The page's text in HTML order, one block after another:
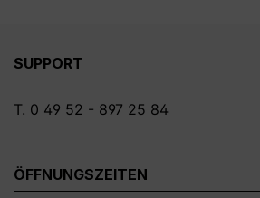
SUPPORT
T. 0 49 52 - 897 25 84
ÖFFNUNGSZEITEN